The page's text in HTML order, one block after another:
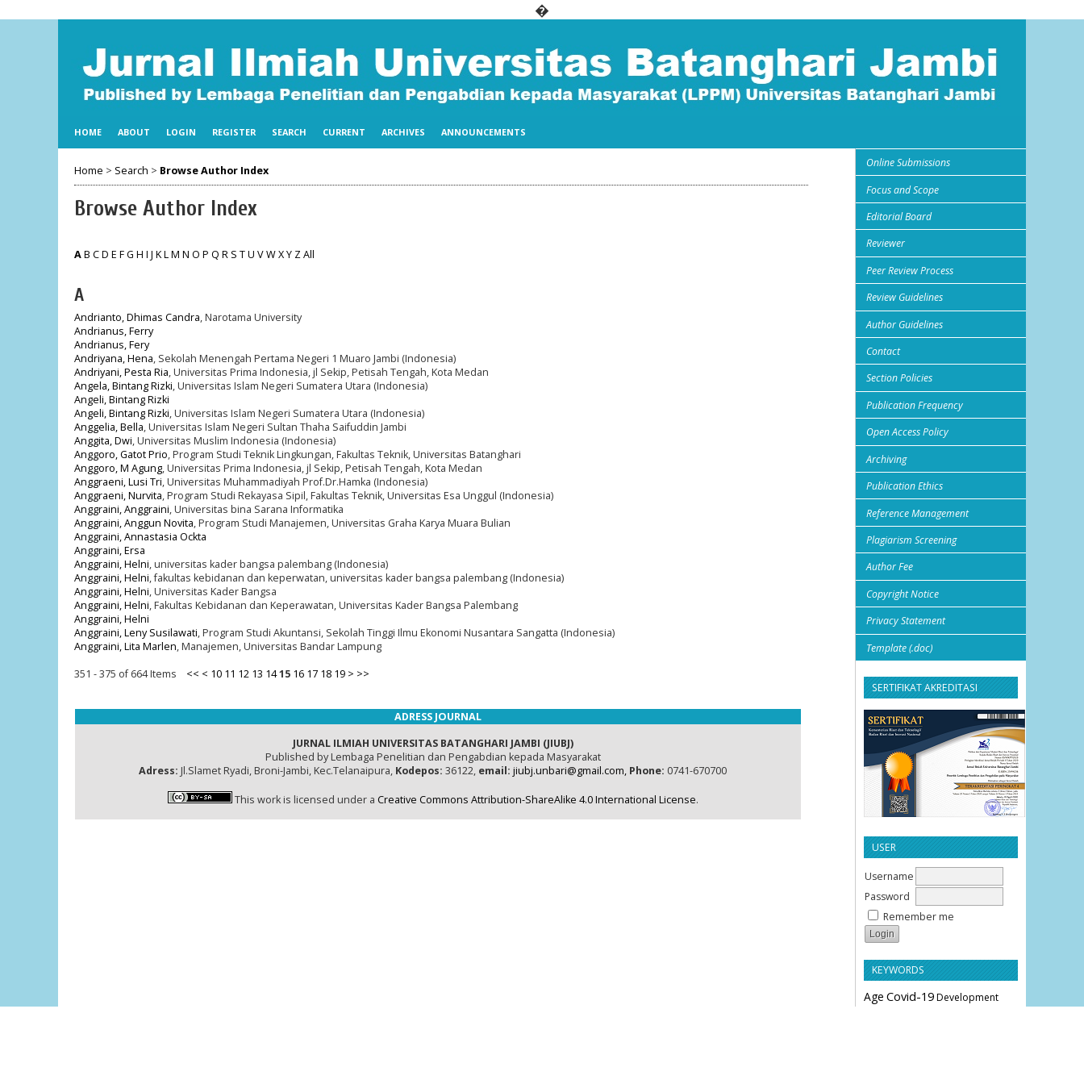
�
Online Submissions
Focus and Scope
Editorial Board
Reviewer
Peer Review Process
Review Guidelines
Author Guidelines
Contact
Section Policies
Publication Frequency
Open Access Policy
Archiving
Publication Ethics
Reference Management
Plagiarism Screening
Author Fee
Copyright Notice
Privacy Statement
Template (.doc)
SERTIFIKAT AKREDITASI
USER
Username
Password
Remember me
KEYWORDS
Age Covid-19Development
HOME ABOUT LOGIN REGISTER SEARCH CURRENT ARCHIVES ANNOUNCEMENTS
Home > Search > Browse Author Index
Browse Author Index
AB CD E FG H I J KLM N O P Q R S TU VWXY ZAll
A
Andrianto, Dhimas Candra, Narotama University
Andrianus, Ferry
Andrianus, Fery
Andriyana, Hena, Sekolah Menengah Pertama Negeri 1 Muaro Jambi (Indonesia)
Andriyani, Pesta Ria, Universitas Prima Indonesia, jl Sekip, Petisah Tengah, Kota Medan
Angela, Bintang Rizki, Universitas Islam Negeri Sumatera Utara (Indonesia)
Angeli, Bintang Rizki
Angeli, Bintang Rizki, Universitas Islam Negeri Sumatera Utara (Indonesia)
Anggelia, Bella, Universitas Islam Negeri Sultan Thaha Saifuddin Jambi
Anggita, Dwi, Universitas Muslim Indonesia (Indonesia)
Anggoro, Gatot Prio, Program Studi Teknik Lingkungan, Fakultas Teknik, Universitas Batanghari
Anggoro, M Agung, Universitas Prima Indonesia, jl Sekip, Petisah Tengah, Kota Medan
Anggraeni, Lusi Tri, Universitas Muhammadiyah Prof.Dr.Hamka (Indonesia)
Anggraeni, Nurvita, Program Studi Rekayasa Sipil, Fakultas Teknik, Universitas Esa Unggul (Indonesia)
Anggraini, Anggraini, Universitas bina Sarana Informatika
Anggraini, Anggun Novita, Program Studi Manajemen, Universitas Graha Karya Muara Bulian
Anggraini, Annastasia Ockta
Anggraini, Ersa
Anggraini, Helni, universitas kader bangsa palembang (Indonesia)
Anggraini, Helni, fakultas kebidanan dan keperwatan, universitas kader bangsa palembang (Indonesia)
Anggraini, Helni, Universitas Kader Bangsa
Anggraini, Helni, Fakultas Kebidanan dan Keperawatan, Universitas Kader Bangsa Palembang
Anggraini, Helni
Anggraini, Leny Susilawati, Program Studi Akuntansi, Sekolah Tinggi Ilmu Ekonomi Nusantara Sangatta (Indonesia)
Anggraini, Lita Marlen, Manajemen, Universitas Bandar Lampung
351 - 375 of 664 Items << < 10 11 12 13 1415 16 17 18 19 > >>
ADRESS JOURNAL
JURNAL ILMIAH UNIVERSITAS BATANGHARI JAMBI (JIUBJ)
Published by Lembaga Penelitian dan Pengabdian kepada Masyarakat
Adress: Jl.Slamet Ryadi, Broni-Jambi, Kec.Telanaipura, Kodepos: 36122, email: jiubj.unbari@gmail.com, Phone: 0741-670700
This work is licensed under a Creative Commons Attribution-ShareAlike 4.0 International License.